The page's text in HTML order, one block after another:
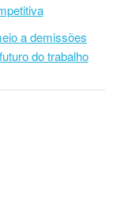
a demissões
do trabalho